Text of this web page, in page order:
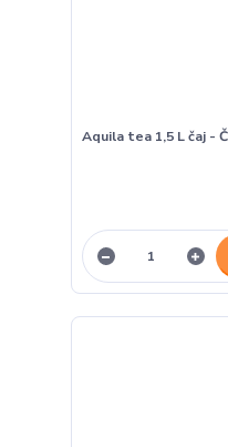
Aquila tea 1,5 L čaj -